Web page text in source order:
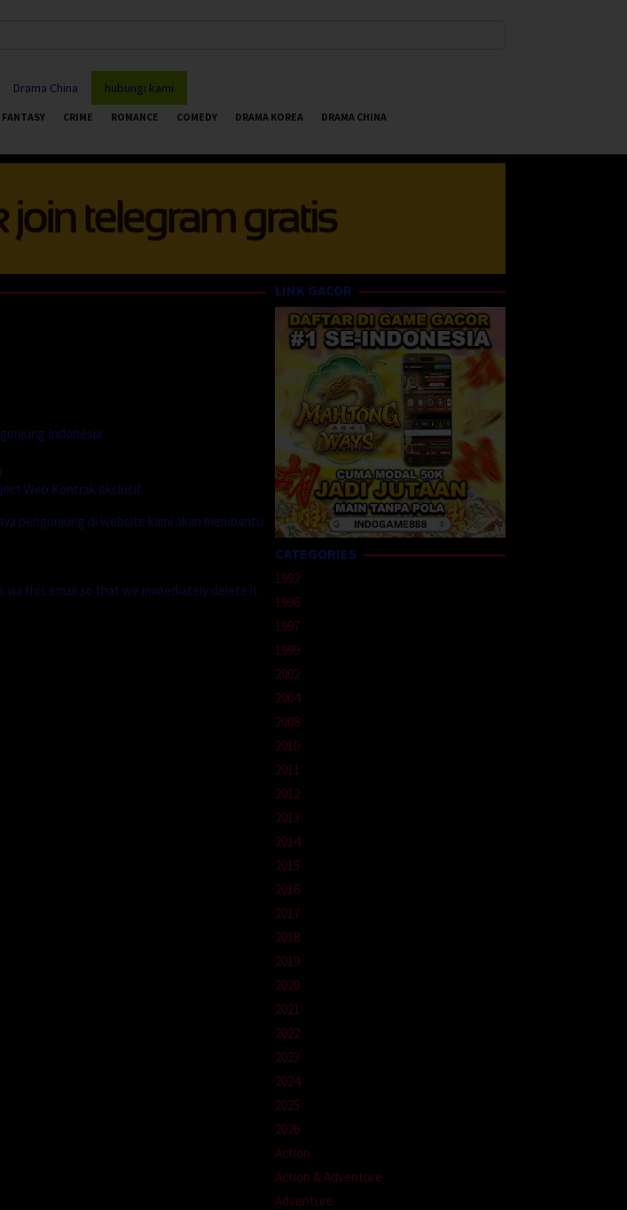
Drama China hubungi kami
FANTASY CRIME ROMANCE COMEDY DRAMA KOREA
DRAMA CHINA
Indonesia
Web Kontrak ekslusif.
pengunjung di website kami akan membantu
this email so that we immediately delete it.
LINK GACOR
CATEGORIES
1992
1996
1997
1999
2002
2004
2008
2010
2011
2012
2013
2014
2015
2016
2017
2018
2019
2020
2021
2022
2023
2024
2025
2026
Action
Action & Adventure
Adventure